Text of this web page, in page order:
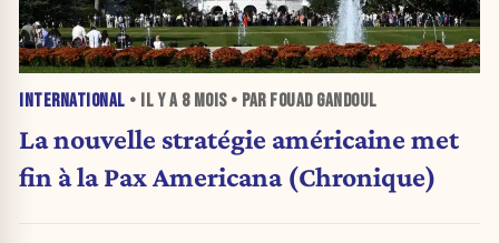
INTERNATIONAL • IL Y A 8 MOIS• PAR FOUAD GANDOUL
La nouvelle stratégie américaine met
fin à la Pax Americana (Chronique)